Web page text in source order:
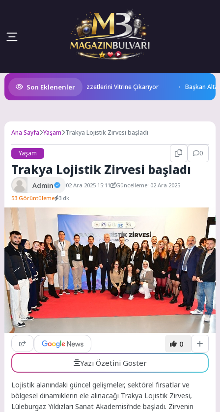
Son Eklenenler
Festivali İle Lezzetlerini Vitrine Çıkarıyor Başkan Altay,
Ana Sayfa Yaşam Trakya Lojistik Zirvesi başladı
Yaşam 0
Trakya Lojistik Zirvesi başladı
Admin 02 Ara 2025 15:11
Güncelleme: 02 Ara 2025
53 Görüntüleme 3 dk.
0
Yazı Özetini Göster
Lojistik alanındaki güncel gelişmeler, sektörel fırsatlar ve
bölgesel dinamiklerin ele alınacağı Trakya Lojistik Zirvesi,
Lüleburgaz Yıldızları Sanat Akademisi’nde başladı. Zirvenin